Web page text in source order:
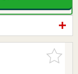
お気に入
りに追加